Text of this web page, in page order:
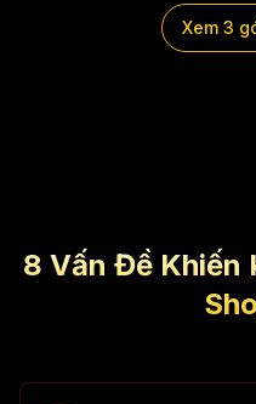
Xem 3
8 Vấn Đề Khiến